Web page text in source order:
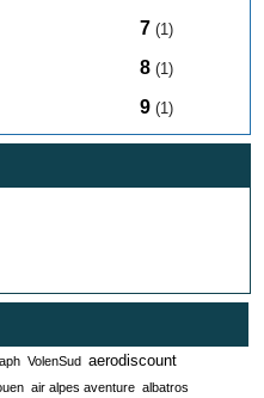
7 (1)
8 (1)
9 (1)
VolenSud aerodiscount
air alpes aventure albatros